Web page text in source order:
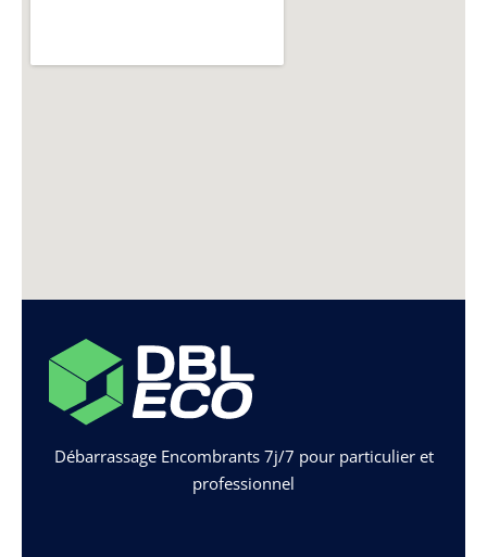
Débarrassage Encombrants 7j/7 pour particulier et
professionnel